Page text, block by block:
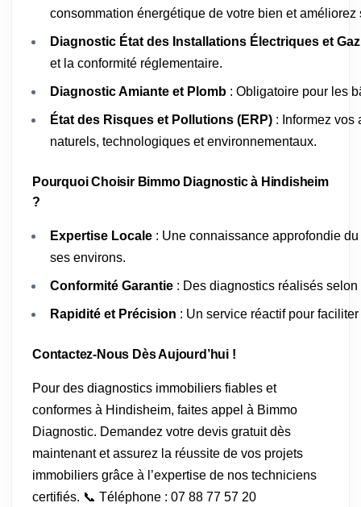
consommation énergétique de votre bien et améliorez
Diagnostic État des Installations Électriques et Gaz
et la conformité réglementaire.
Diagnostic Amiante et Plomb : Obligatoire pour les
État des Risques et Pollutions (ERP) : Informez vos
naturels, technologiques et environnementaux.
Pourquoi Choisir Bimmo Diagnostic à Hindisheim
?
Expertise Locale : Une connaissance approfondie
ses environs.
Conformité Garantie : Des diagnostics réalisés
Rapidité et Précision : Un service réactif pour
Contactez-Nous Dès Aujourd’hui !
Pour des diagnostics immobiliers fiables et
conformes à Hindisheim, faites appel à Bimmo
Diagnostic. Demandez votre devis gratuit dès
maintenant et assurez la réussite de vos projets
immobiliers grâce à l’expertise de nos techniciens
certifiés. 📞 Téléphone : 07 88 77 57 20